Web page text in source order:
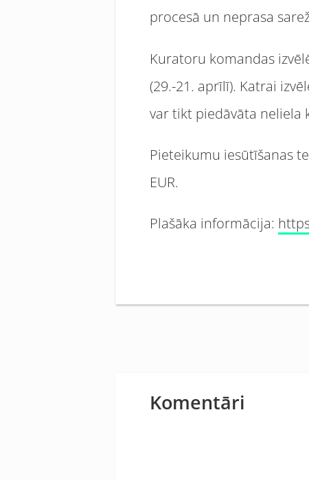
procesā un neprasa
Kuratoru komandas
(29.-21. aprīlī). Katrai
var tikt piedāvāta neliela
Pieteikumu iesūtīšanas
EUR.
Plašāka informācija:
Komentāri